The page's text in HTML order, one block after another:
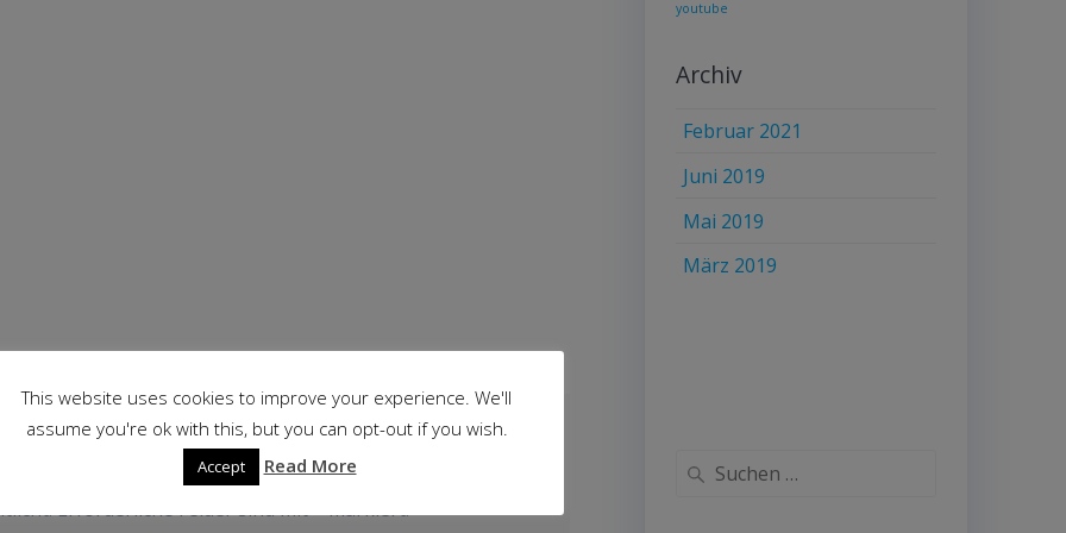
Erforderliche Felder sind mit*markiert.
youtube
Archiv
Februar 2021
Juni 2019
Mai 2019
März 2019
Suche
nach:
This website uses cookies to improve your experience. We'll
assume you're ok with this, but you can opt-out if you wish.
Accept Read More